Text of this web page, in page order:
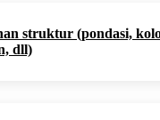
struktur (pondasi,
dll)